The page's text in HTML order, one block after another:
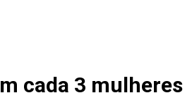
cada 3 mulheres